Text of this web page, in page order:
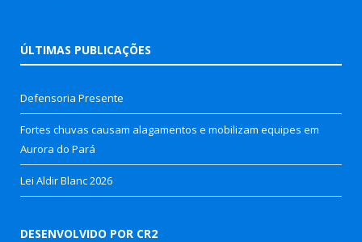
ÚLTIMAS PUBLICAÇÕES
Defensoria Presente
Fortes chuvas causam alagamentos e mobilizam equipes em
Aurora do Pará
Lei Aldir Blanc 2026
DESENVOLVIDO POR CR2